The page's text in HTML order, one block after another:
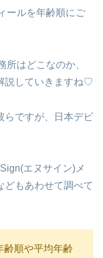
ールを年齢順にご
はどこなのか、
説していきますね♡
らですが、日本デビ
エヌサイン)メ
どもあわせて調べて
齢順や平均年齢